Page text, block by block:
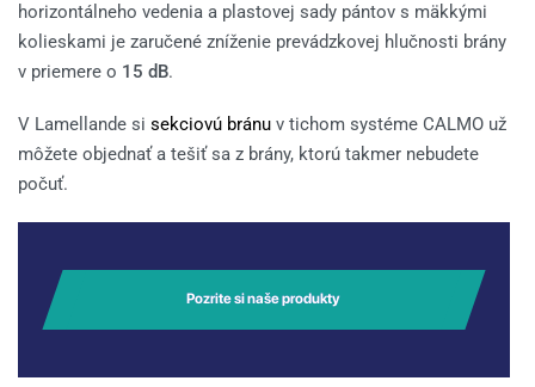
horizontálneho vedenia a plastovej sady pántov s mäkkými
kolieskami je zaručené zníženie prevádzkovej hlučnosti brány
v priemere o 15 dB.
V Lamellande si sekciovú bránu v tichom systéme CALMO už
môžete objednať a tešiť sa z brány, ktorú takmer nebudete
počuť.
Pozrite si naše produkty